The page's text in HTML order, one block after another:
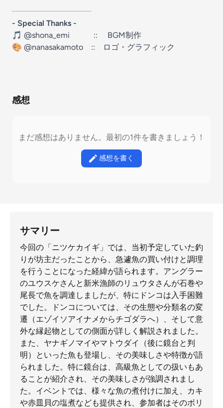
┈┈┈┈┈┈┈┈┈┈
- Special Thanks -
⁠⁠⁠⁠⁠⁠⁠⁠⁠⁠⁠⁠⁠⁠⁠⁠⁠⁠⁠⁠⁠⁠⁠⁠⁠⁠⁠⁠⁠⁠⁠⁠⁠⁠⁠⁠⁠⁠⁠⁠⁠⁠⁠⁠⁠⁠⁠⁠⁠🎵 @shona_emi⁠⁠⁠⁠⁠⁠⁠⁠⁠⁠⁠⁠⁠⁠⁠⁠⁠⁠⁠⁠⁠⁠⁠⁠⁠⁠⁠⁠⁠⁠⁠⁠⁠⁠⁠⁠⁠⁠⁠⁠⁠⁠⁠⁠⁠⁠⁠⁠⁠ :: BGM制作
⁠⁠⁠⁠⁠⁠⁠⁠⁠⁠⁠⁠⁠⁠⁠⁠⁠⁠⁠⁠⁠⁠⁠⁠⁠⁠⁠⁠⁠⁠⁠⁠⁠⁠⁠⁠⁠⁠⁠⁠⁠⁠⁠⁠⁠⁠⁠⁠⁠🎨 @nanasakamoto⁠⁠⁠⁠⁠⁠⁠⁠⁠⁠⁠⁠⁠⁠⁠⁠⁠⁠⁠⁠⁠⁠⁠⁠⁠⁠⁠⁠⁠⁠⁠⁠⁠⁠⁠⁠⁠⁠⁠⁠⁠⁠⁠⁠⁠⁠⁠⁠⁠ :: ロゴ・グラフィック
感想
まだ感想はありません。最初の1件を書きましょう！
感想を書く
サマリー
今回の「ニツケカイギ」では、当初予定していた釣
りが坊主だったことから、急遽魚の買い付けと調理
を行うことになった経緯が語られます。アングラー
のユウスケさんと新米漁師のリュウタさんが石巻や
尾長で魚を調達しましたが、特にドンコは入手困難
でした。ドンコについては、その生態や分類名の変
遷（エゾイソアイナメからチゴダラへ）、そして意
外な縁起物としての側面が詳しく解説されました。
また、ヤナギノマイやマトウダイ（後に鏡台と判
明）といった魚も登場し、その美味しさや特徴が語
られました。特に鏡台は、高級魚としての扱いもあ
ることが紹介され、その美味しさが強調されまし
た。イベントでは、様々な魚の煮付けに加え、カキ
や赤皿貝の塩煮なども提供され、参加者はそのボリ